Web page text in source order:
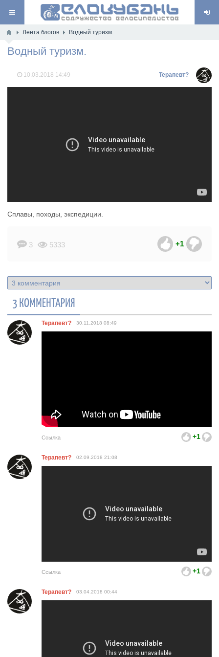
Лента блогов Водный туризм.
Водный туризм.
10.03.2018 14:49 Терапевт?
Сплавы, походы, экспедиции.
3 5333 +1
3 КОММЕНТАРИЯ
Терапевт? 30.11.2018 08:49
Ссылка +1
Терапевт? 02.09.2018 21:08
Ссылка +1
Терапевт? 03.04.2018 00:44